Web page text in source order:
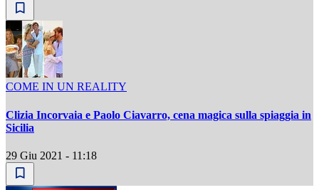
COME IN UN REALITY
Clizia Incorvaia e Paolo Ciavarro, cena magica sulla spiaggia in
Sicilia
29 Giu 2021 - 11:18